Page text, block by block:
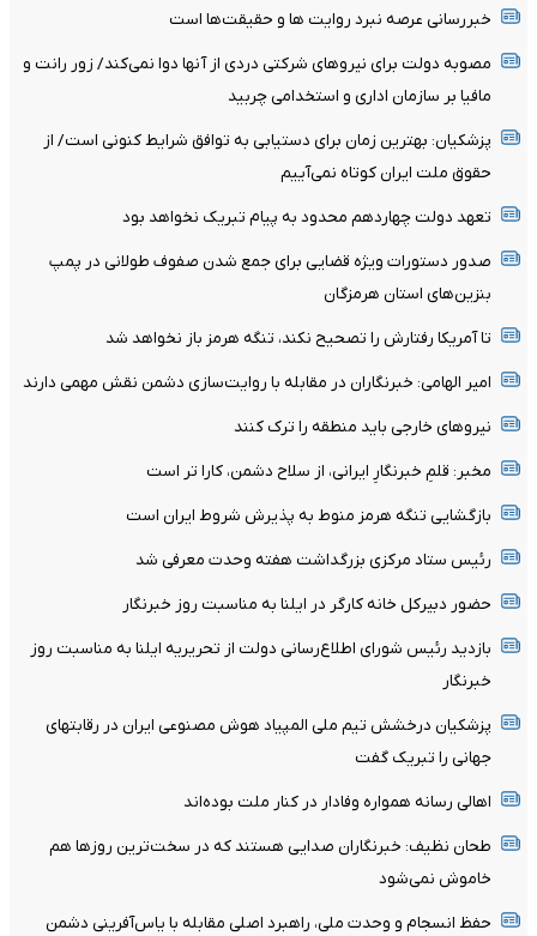
خبررسانی عرصه نبرد روایت ها و حقیقت‌ها است
مصوبه دولت برای نیروهای شرکتی دردی از آنها دوا نمی‌کند/ زور رانت و
مافیا بر سازمان اداری و استخدامی چربید
پزشکیان‌: بهترین زمان برای دستیابی به توافق شرایط کنونی است/ از
حقوق ملت ایران کوتاه نمی‌آییم
تعهد دولت چهاردهم محدود به پیام تبریک نخواهد بود
صدور دستورات ویژه قضایی برای جمع شدن صفوف طولانی در پمپ
بنزین‌های استان هرمزگان
تا آمریکا رفتارش را تصحیح نکند، تنگه هرمز باز نخواهد شد
امیر الهامی: خبرنگاران در مقابله با روایت‌سازی دشمن نقش مهمی دارند
نیرو‌های خارجی باید منطقه را ترک کنند
مخبر: قلمِ خبرنگارِ ایرانی، از سلاح دشمن، کارا تر است
بازگشایی تنگه هرمز منوط به پذیرش شروط ایران است
رئیس ستاد مرکزی بزرگداشت هفته وحدت معرفی شد
حضور دبیرکل خانه کارگر در ایلنا به مناسبت روز خبرنگار
بازدید رئیس شورای اطلاع‌رسانی دولت از تحریریه ایلنا به مناسبت روز
خبرنگار
پزشکیان درخشش تیم ملی المپیاد هوش مصنوعی ایران در رقابتهای
جهانی را تبریک گفت
اهالی رسانه همواره وفادار در کنار ملت بوده‌اند
طحان نظیف: خبرنگاران صدایی هستند که در سخت‌ترین روزها هم
خاموش نمی‌شود
حفظ انسجام و وحدت ملی، راهبرد اصلی مقابله با یاس‌آفرینی دشمن